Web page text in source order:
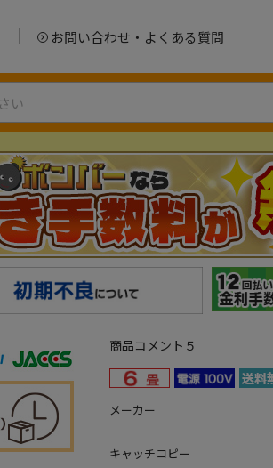
お問い合わせ・よくある質問
商品コメント５
メーカー
キャッチコピー